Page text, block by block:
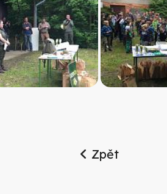
Zpět